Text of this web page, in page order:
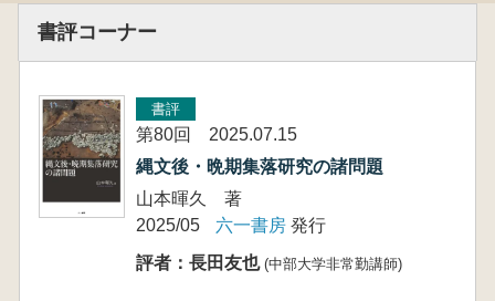
書評コーナー
書評
第80回 2025.07.15
縄文後・晩期集落研究の諸問題
山本暉久 著
2025/05
六一書房 発行
評者：長田友也 (中部大学非常勤講師)